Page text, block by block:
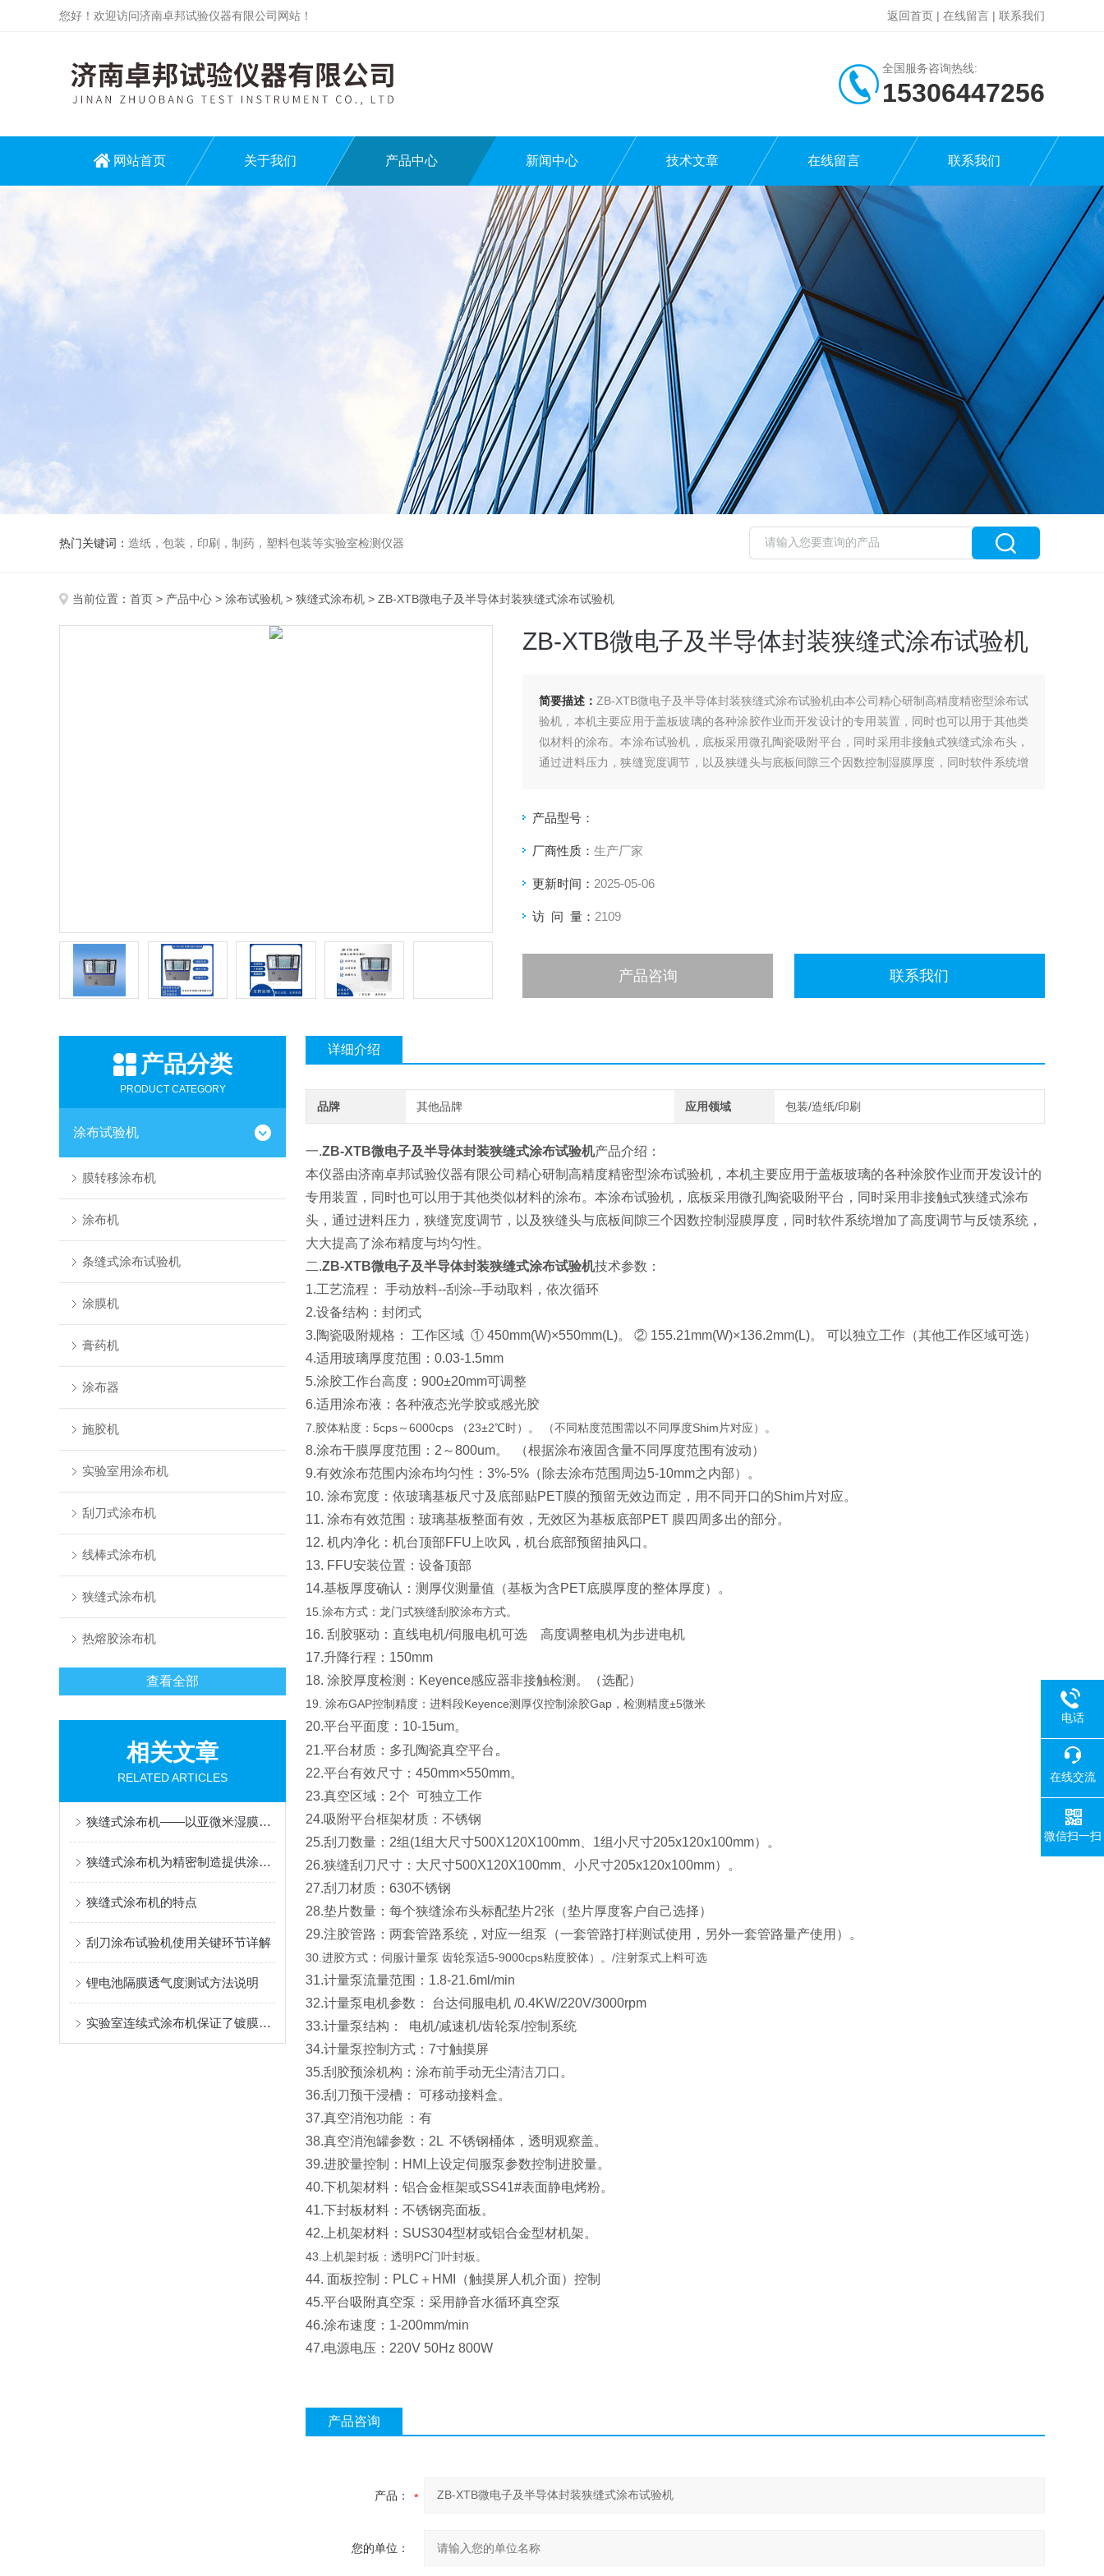
您好！欢迎访问济南卓邦试验仪器有限公司网站！ 返回首页 | 在线留言 | 联系我们
全国服务咨询热线:
15306447256
网站首页 关于我们 产品中心 新闻中心 技术文章 在线留言 联系我们
热门关键词： 造纸，包装，印刷，制药，塑料包装等实验室检测仪器
当前位置： 首页 > 产品中心 > 涂布试验机 > 狭缝式涂布机 > ZB-XTB微电子及半导体封装狭缝式涂布试验机
ZB-XTB微电子及半导体封装狭缝式涂布试验机
简要描述： ZB-XTB微电子及半导体封装狭缝式涂布试验机由本公司精心研制高精度精密型涂布试
验机，本机主要应用于盖板玻璃的各种涂胶作业而开发设计的专用装置，同时也可以用于其他类
似材料的涂布。本涂布试验机，底板采用微孔陶瓷吸附平台，同时采用非接触式狭缝式涂布头，
通过进料压力，狭缝宽度调节，以及狭缝头与底板间隙三个因数控制湿膜厚度，同时软件系统增
产品型号：
厂商性质： 生产厂家
更新时间： 2025-05-06
访 问 量： 2109
产品咨询 联系我们
产品分类
PRODUCT CATEGORY
涂布试验机
膜转移涂布机
涂布机
条缝式涂布试验机
涂膜机
膏药机
涂布器
施胶机
实验室用涂布机
刮刀式涂布机
线棒式涂布机
狭缝式涂布机
热熔胶涂布机
查看全部
相关文章
RELATED ARTICLES
狭缝式涂布机——以亚微米湿膜均匀性，铺垫功能薄膜的性能基石
狭缝式涂布机为精密制造提供涂覆解决方案
狭缝式涂布机的特点
刮刀涂布试验机使用关键环节详解
锂电池隔膜透气度测试方法说明
实验室连续式涂布机保证了镀膜的效果、均匀性和稳定性
详细介绍
品牌 其他品牌 应用领域 包装/造纸/印刷
一.ZB-XTB微电子及半导体封装狭缝式涂布试验机产品介绍：
本仪器由济南卓邦试验仪器有限公司精心研制高精度精密型涂布试验机，本机主要应用于盖板玻璃的各种涂胶作业而开发设计的
专用装置，同时也可以用于其他类似材料的涂布。本涂布试验机，底板采用微孔陶瓷吸附平台，同时采用非接触式狭缝式涂布
头，通过进料压力，狭缝宽度调节，以及狭缝头与底板间隙三个因数控制湿膜厚度，同时软件系统增加了高度调节与反馈系统，
大大提高了涂布精度与均匀性。
二.ZB-XTB微电子及半导体封装狭缝式涂布试验机技术参数：
1.工艺流程： 手动放料--刮涂--手动取料，依次循环
2.设备结构：封闭式
3.陶瓷吸附规格： 工作区域 ① 450mm(W)×550mm(L)。 ② 155.21mm(W)×136.2mm(L)。 可以独立工作（其他工作区域可选）
4.适用玻璃厚度范围：0.03-1.5mm
5.涂胶工作台高度：900±20mm可调整
6.适用涂布液：各种液态光学胶或感光胶
7.胶体粘度：5cps～6000cps （23±2℃时）。 （不同粘度范围需以不同厚度Shim 片对应）。
8.涂布干膜厚度范围：2～800um。 （根据涂布液固含量不同厚度范围有波动）
9.有效涂布范围内涂布均匀性：3%-5%（除去涂布范围周边5-10mm之内部）。
10. 涂布宽度：依玻璃基板尺寸及底部贴PET膜的预留无效边而定，用不同开口的Shim片对应。
11. 涂布有效范围：玻璃基板整面有效，无效区为基板底部PET 膜四周多出的部分。
12. 机内净化：机台顶部FFU上吹风，机台底部预留抽风口。
13. FFU安装位置：设备顶部
14.基板厚度确认：测厚仪测量值（基板为含PET底膜厚度的整体厚度）。
15.涂布方式：龙门式狭缝刮胶涂布方式。
16. 刮胶驱动：直线电机/伺服电机可选 高度调整电机为步进电机
17.升降行程：150mm
18. 涂胶厚度检测：Keyence感应器非接触检测。（选配）
19. 涂布GAP控制精度：进料段Keyence测厚仪控制涂胶Gap，检测精度±5微米
20.平台平面度：10-15um。
21.平台材质：多孔陶瓷真空平台 。
22.平台有效尺寸：450mm×550mm。
23.真空区域：2个 可独立工作
24.吸附平台框架材质：不锈钢
25.刮刀数量：2组(1组大尺寸500X120X100mm、1组小尺寸205x120x100mm）。
26.狭缝刮刀尺寸：大尺寸500X120X100mm、小尺寸205x120x100mm）。
27.刮刀材质：630不锈钢
28.垫片数量：每个狭缝涂布头标配垫片2张（垫片厚度客户自己选择）
29.注胶管路：两套管路系统，对应一组泵（一套管路打样测试使用，另外一套管路量产使用）。
30.进胶方式 ： 伺服计量泵 齿轮泵适5-9000cps粘度胶体）。/注射泵式上料可选
31.计量泵流量范围：1.8-21.6ml/min
32.计量泵电机参数： 台达伺服电机 /0.4KW/220V/3000rpm
33.计量泵结构： 电机/减速机/齿轮泵/控制系统
34.计量泵控制方式：7寸触摸屏
35.刮胶预涂机构：涂布前手动无尘清洁刀口。
36.刮刀预干浸槽： 可移动接料盒。
37.真空消泡功能 ：有
38.真空消泡罐参数：2L 不锈钢桶体，透明观察盖。
39.进胶量控制：HMI上设定伺服泵参数控制进胶量。
40.下机架材料：铝合金框架或SS41#表面静电烤粉。
41.下封板材料：不锈钢亮面板。
42.上机架材料：SUS304型材或铝合金型材机架。
43.上机架封板：透明PC门叶封板。
44. 面板控制：PLC＋HMI（触摸屏人机介面）控制
45.平台吸附真空泵：采用静音水循环真空泵
46.涂布速度：1-200mm/min
47.电源电压：220V 50Hz 800W
产品咨询
产品：
您的单位：
电话
在线交流
微信扫一扫